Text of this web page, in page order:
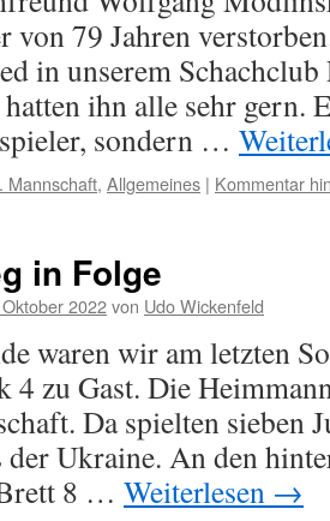
von 79 Jahren
in unserem Schachclub
ihn alle sehr gern.
sondern …
Mannschaft, Allgemeines | Kommentar
in Folge
2022von Udo Wickenfeld
waren wir am letzten
4 zu Gast. Die
Da spielten sieben
der Ukraine. An den
8 … Weiterlesen →